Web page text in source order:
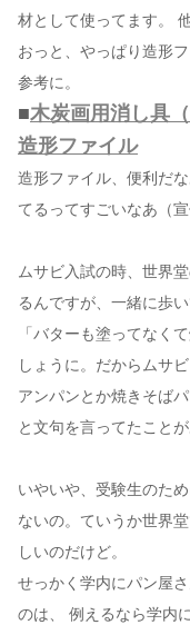
材として使ってます。
おっと、やっぱり造形
参考に。
■木炭画用消し具
造形ファイル
造形ファイル、便利だ
てるってすごいなあ（宣
ムサビ入試の時、世界
るんですが、一緒に歩
「バターも塗ってなく
しょうに。だからムサ
アンパンとか焼きそば
と文句を言ってたこと
いやいや、受験生のた
ないの。ていうか世界
しいのだけど。
せっかく学内にパン屋
のは、 例えるなら学内